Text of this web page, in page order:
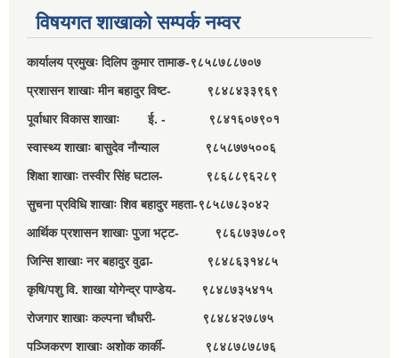
विषयगत शाखाको सम्पर्क नम्वर
कार्यालय प्रमुखः दिलिप कुमार तामाङ-९८५८७८८७०७
प्रशासन शाखाः मीन बहादुर विष्ट- ९८४८४३३९६९
पूर्वाधार विकास शाखाः ई. - ९८४१६०७९०१
स्वास्थ्य शाखाः बासुदेव नौन्याल ९८५८७७५००६
शिक्षा शाखाः तस्वीर सिंह घटाल- ९८६८८९६२८९
सुचना प्रविधि शाखाः शिव बहादुर महता-९८५८७८३०४२
आर्थिक प्रशासन शाखाः पुजा भट्ट- ९८६८७३७८०९
जिन्सि शाखाः नर बहादुर वुढा- ९८४८६३१४८५
कृषि/पशु वि. शाखा योगेन्द्र पाण्डेय- ९८४८७३५४१५
रोजगार शाखाः कल्पना चौधरी- ९८४८४२७८७५
पञ्जिकरण शाखाः अशोक कार्की- ९८४८७८७८७६